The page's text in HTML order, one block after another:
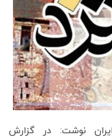
ایران نوشت: در گزارش